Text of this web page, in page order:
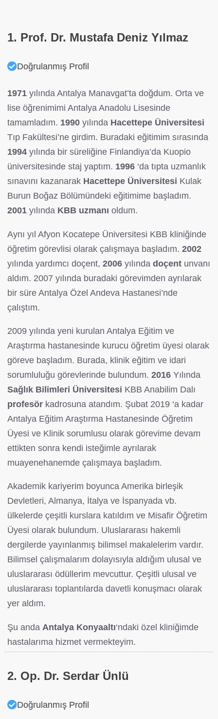
1. Prof. Dr. Mustafa Deniz Yılmaz
Doğrulanmış Profil
1971 yılında Antalya Manavgat’ta doğdum. Orta ve
lise öğrenimimi Antalya Anadolu Lisesinde
tamamladım. 1990 yılında Hacettepe Üniversitesi
Tıp Fakültesi’ne girdim. Buradaki eğitimim sırasında
1994 yılında bir süreliğine Finlandiya’da Kuopio
üniversitesinde staj yaptım. 1996 ‘da tıpta uzmanlık
sınavını kazanarak Hacettepe Üniversitesi Kulak
Burun Boğaz Bölümündeki eğitimime başladım.
2001 yılında KBB uzmanı oldum.
Aynı yıl Afyon Kocatepe Üniversitesi KBB kliniğinde
öğretim görevlisi olarak çalışmaya başladım. 2002
yılında yardımcı doçent, 2006 yılında doçent unvanı
aldım. 2007 yılında buradaki görevimden ayrılarak
bir süre Antalya Özel Andeva Hastanesi’nde
çalıştım.
2009 yılında yeni kurulan Antalya Eğitim ve
Araştırma hastanesinde kurucu öğretim üyesi olarak
göreve başladım. Burada, klinik eğitim ve idari
sorumluluğu görevlerinde bulundum. 2016 Yılında
Sağlık Bilimleri Üniversitesi KBB Anabilim Dalı
profesör kadrosuna atandım. Şubat 2019 ‘a kadar
Antalya Eğitim Araştırma Hastanesinde Öğretim
Üyesi ve Klinik sorumlusu olarak görevime devam
ettikten sonra kendi isteğimle ayrılarak
muayenehanemde çalışmaya başladım.
Akademik kariyerim boyunca Amerika birleşik
Devletleri, Almanya, İtalya ve İspanyada vb.
ülkelerde çeşitli kurslara katıldım ve Misafir Öğretim
Üyesi olarak bulundum. Uluslararası hakemli
dergilerde yayınlanmış bilimsel makalelerim vardır.
Bilimsel çalışmalarım dolayısıyla aldığım ulusal ve
uluslararası ödüllerim mevcuttur. Çeşitli ulusal ve
uluslararası toplantılarda davetli konuşmacı olarak
yer aldım.
Şu anda Antalya Konyaaltı‘ndaki özel kliniğimde
hastalarıma hizmet vermekteyim.
2. Op. Dr. Serdar Ünlü
Doğrulanmış Profil